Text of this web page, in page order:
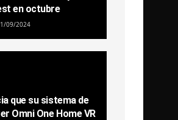
en octubre
09/2024
que su sistema de
Omni One Home VR